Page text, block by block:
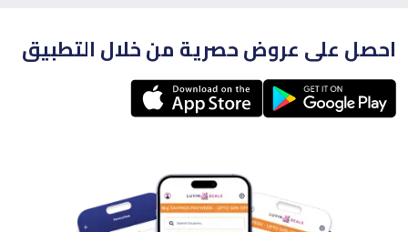
احصل على عروض حصرية من خلال التطبيق